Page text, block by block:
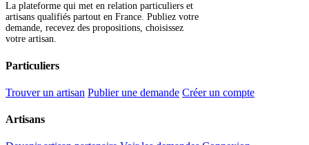
La plateforme qui met en relation particuliers et
artisans qualifiés partout en France. Publiez votre
demande, recevez des propositions, choisissez
votre artisan.
Particuliers
Trouver un artisan Publier une demande Créer un compte
Artisans